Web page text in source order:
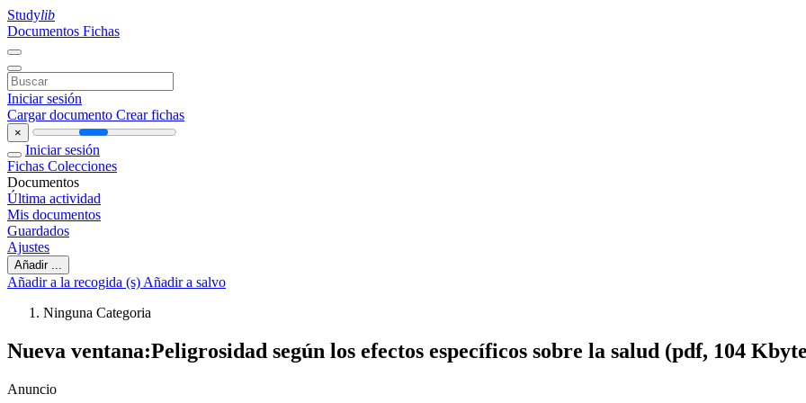
Studylib
Documentos Fichas
Iniciar sesión
Cargar documento Crear fichas
×
Iniciar sesión
Fichas Colecciones
Documentos
Última actividad
Mis documentos
Guardados
Ajustes
Añadir ...
Añadir a la recogida (s) Añadir a salvo
Ninguna Categoria
Nueva ventana:Peligrosidad según los efectos específicos sobre la salud (pdf, 104
Anuncio